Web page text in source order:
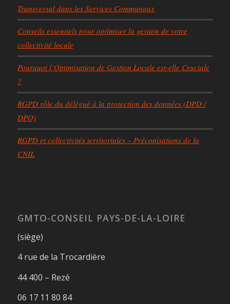
Transversal dans les Services Communaux
Conseils essentiels pour optimiser la gestion de votre
collectivité locale
Pourquoi l’Optimisation de Gestion Locale est-elle Cruciale
?
RGPD rôle du délégué à la protection des données (DPD /
DPO)
RGPD et collectivités territoriales – Préconisations de la
CNIL
GMTO-CONSEIL PAYS-DE-LA-LOIRE
(siège)
4 rue de la Trocardière
44 400 – Rezé
06 17 11 80 84